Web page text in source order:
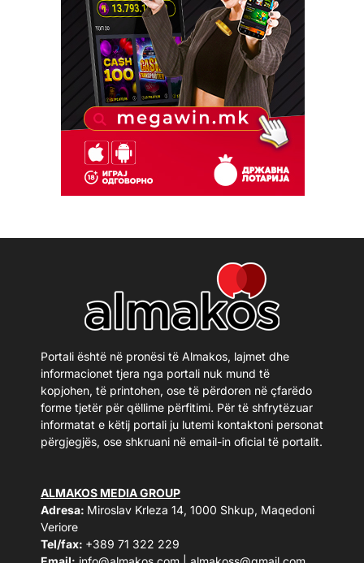
Portali është në pronësi të Almakos, lajmet dhe
informacionet tjera nga portali nuk mund të
kopjohen, të printohen, ose të përdoren në çfarëdo
forme tjetër për qëllime përfitimi. Për të shfrytëzuar
informatat e këtij portali ju lutemi kontaktoni personat
përgjegjës, ose shkruani në email-in oficial të portalit.
ALMAKOS MEDIA GROUP
Adresa: Miroslav Krleza 14, 1000 Shkup, Maqedoni
Veriore
Tel/fax: +389 71 322 229